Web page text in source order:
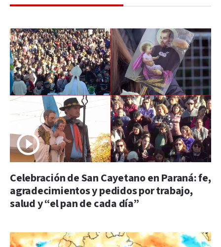
Celebración de San Cayetano en Paraná: fe,
agradecimientos y pedidos por trabajo,
salud y “el pan de cada día”